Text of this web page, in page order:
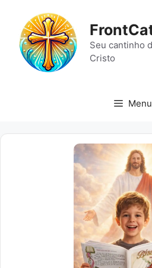
conteúdo
Seu cantinho
Cristo
Menu